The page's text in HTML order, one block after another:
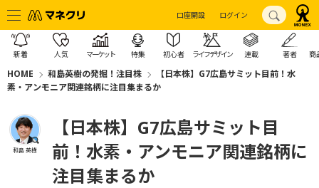
口座開設 ログイン
新着 人気 マーケット 特集 初心者 ライフデザイン 連載 著者 商
HOME 和島英樹の発掘！注目株
【日本株】G7広島サミット目前！水
素・アンモニア関連銘柄に注目集まるか
和島 英樹
【日本株】G7広島サミット目
前！水素・アンモニア関連銘柄に
注目集まるか